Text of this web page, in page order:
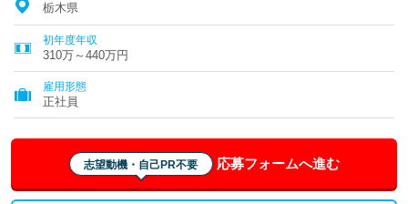
栃木県
初年度年収
310万～440万円
雇用形態
正社員
志望動機・自己PR不要 応募フォームへ進む